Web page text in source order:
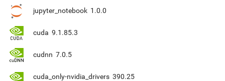
jupyter_notebook 1.0.0
cuda 9.1.85.3
cudnn 7.0.5
cuda_only-nvidia_drivers 390.25